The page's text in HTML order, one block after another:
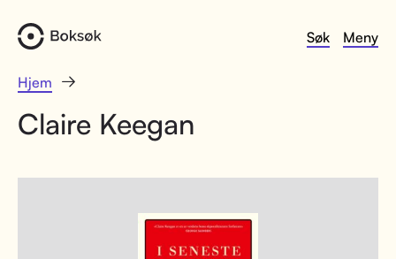
Søk Meny
Hjem
Claire Keegan